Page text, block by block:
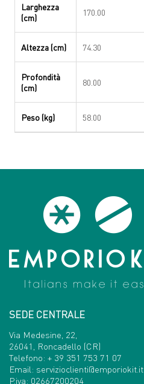
Larghezza
(cm)
170.00
Altezza (cm) 74.30
Profondità
(cm)
80.00
Peso (kg) 58.00
SEDE CENTRALE
Via Medesine, 22,
26041, Roncadello (CR)
Telefono: + 39 351 753 71 07
Email: servizioclienti@emporiokit.it
P.iva: 02667200204